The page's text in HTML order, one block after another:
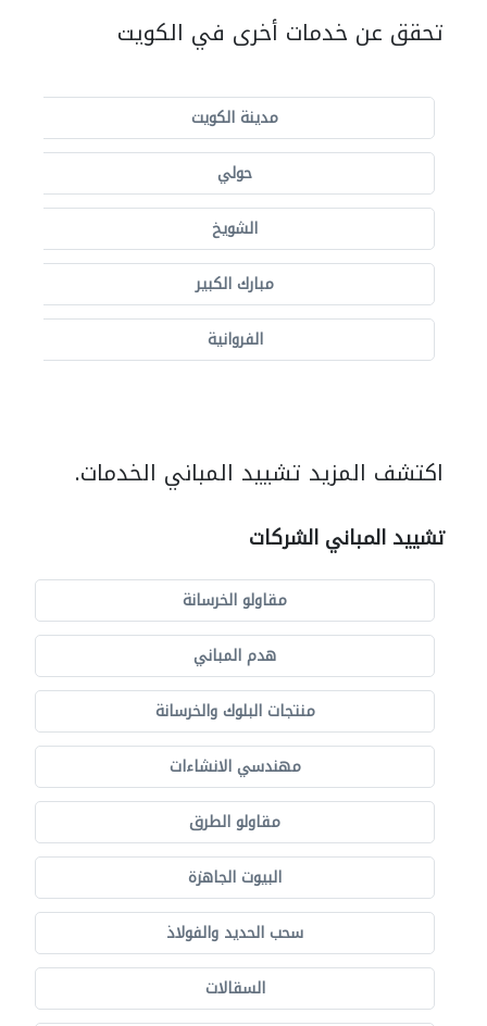
تحقق عن خدمات أخرى في الكويت
مدينة الكويت
حولي
الشويخ
مبارك الكبير
الفروانية
اكتشف المزيد تشييد المباني الخدمات.
تشييد المباني الشركات
مقاولو الخرسانة
هدم المباني
منتجات البلوك والخرسانة
مهندسي الانشاءات
مقاولو الطرق
البيوت الجاهزة
سحب الحديد والفولاذ
السقالات